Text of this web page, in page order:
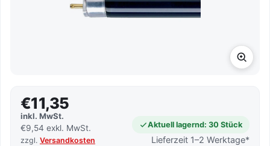
€11,35
inkl. MwSt.
€9,54 exkl. MwSt.
zzgl. Versandkosten
Aktuell lagernd: 30 Stück
Lieferzeit 1–2 Werktage*